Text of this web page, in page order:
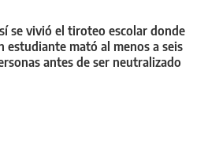
se vivió el tiroteo escolar donde
estudiante mató al menos a seis
antes de ser neutralizado